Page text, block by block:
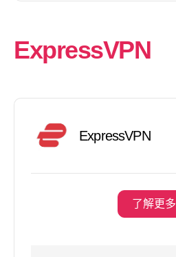
ExpressVPN
ExpressVPN
了解更多